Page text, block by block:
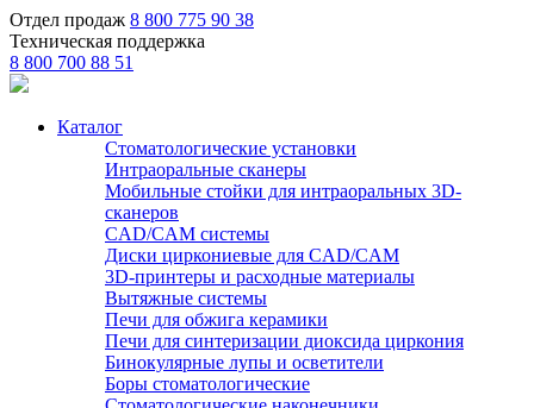
Отдел продаж 8 800 775 90 38
Техническая поддержка
8 800 700 88 51
Каталог
Стоматологические установки
Интраоральные сканеры
Мобильные стойки для интраоральных 3D-
сканеров
CAD/CAM системы
Диски циркониевые для CAD/CAM
3D-принтеры и расходные материалы
Вытяжные системы
Печи для обжига керамики
Печи для синтеризации диоксида циркония
Бинокулярные лупы и осветители
Боры стоматологические